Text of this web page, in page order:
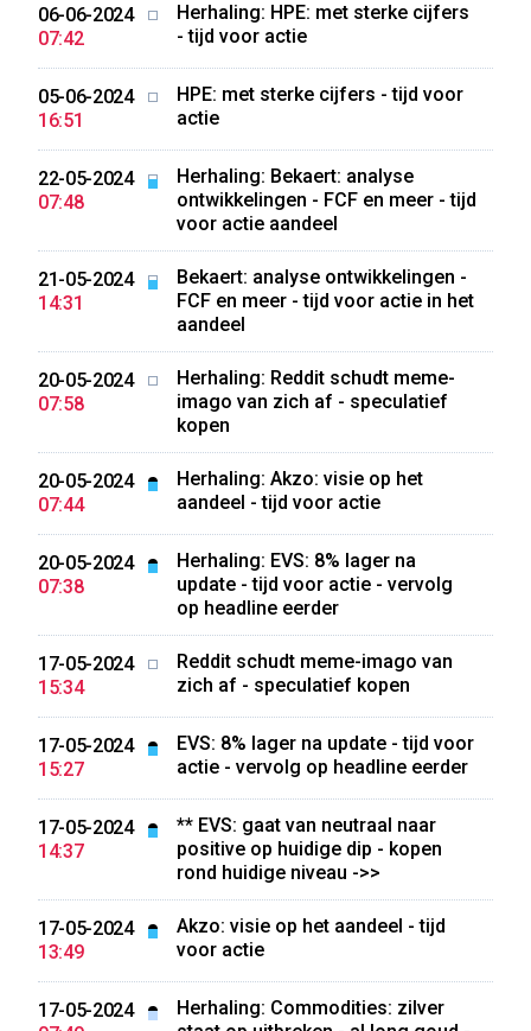
06-06-2024
07:42
Herhaling: HPE: met sterke cijfers
- tijd voor actie
05-06-2024
16:51
HPE: met sterke cijfers - tijd voor
actie
22-05-2024
07:48
Herhaling: Bekaert: analyse
ontwikkelingen - FCF en meer - tijd
voor actie aandeel
21-05-2024
14:31
Bekaert: analyse ontwikkelingen -
FCF en meer - tijd voor actie in het
aandeel
20-05-2024
07:58
Herhaling: Reddit schudt meme-
imago van zich af - speculatief
kopen
20-05-2024
07:44
Herhaling: Akzo: visie op het
aandeel - tijd voor actie
20-05-2024
07:38
Herhaling: EVS: 8% lager na
update - tijd voor actie - vervolg
op headline eerder
17-05-2024
15:34
Reddit schudt meme-imago van
zich af - speculatief kopen
17-05-2024
15:27
EVS: 8% lager na update - tijd voor
actie - vervolg op headline eerder
17-05-2024
14:37
** EVS: gaat van neutraal naar
positive op huidige dip - kopen
rond huidige niveau ->>
17-05-2024
13:49
Akzo: visie op het aandeel - tijd
voor actie
17-05-2024
Herhaling: Commodities: zilver